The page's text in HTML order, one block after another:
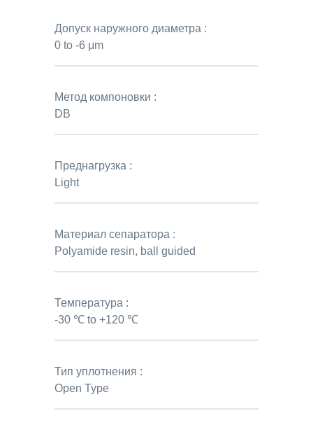
Допуск наружного диаметра :
0 to -6 μm
Метод компоновки :
DB
Преднагрузка :
Light
Материал сепаратора :
Polyamide resin, ball guided
Температура :
-30 ℃ to +120 ℃
Тип уплотнения :
Open Type